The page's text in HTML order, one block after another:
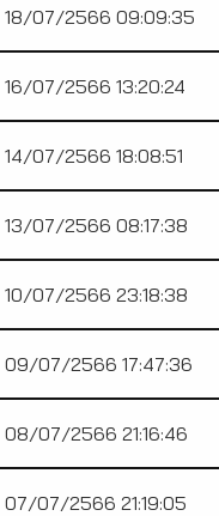
18/07/2566 09:09:35
16/07/2566 13:20:24
14/07/2566 18:08:51
13/07/2566 08:17:38
10/07/2566 23:18:38
09/07/2566 17:47:36
08/07/2566 21:16:46
07/07/2566 21:19:05